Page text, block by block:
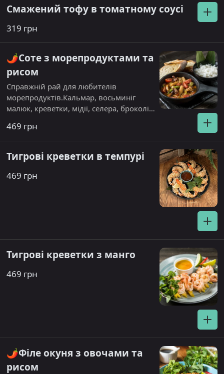
Смажений тофу в томатному соусі
319 грн
🌶️Соте з морепродуктами та
рисом
Справжній рай для любителів
морепродуктів.Кальмар, восьминіг
малюк, креветки, мідії, селера, броколі,
кокосового молока та карі. Алергени
кунжут, рибний соус.
469 грн
Тигрові креветки в темпурі
469 грн
Тигрові креветки з манго
469 грн
🌶️Філе окуня з овочами та
рисом